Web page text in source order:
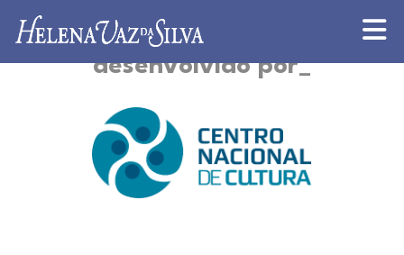
desenvolvido por